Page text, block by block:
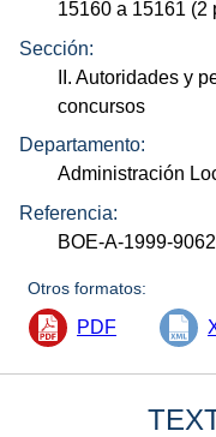
15160 a 15161 (2
Sección:
II. Autoridades y
concursos
Departamento:
Administración
Referencia:
BOE-A-1999-9062
Otros formatos:
PDF